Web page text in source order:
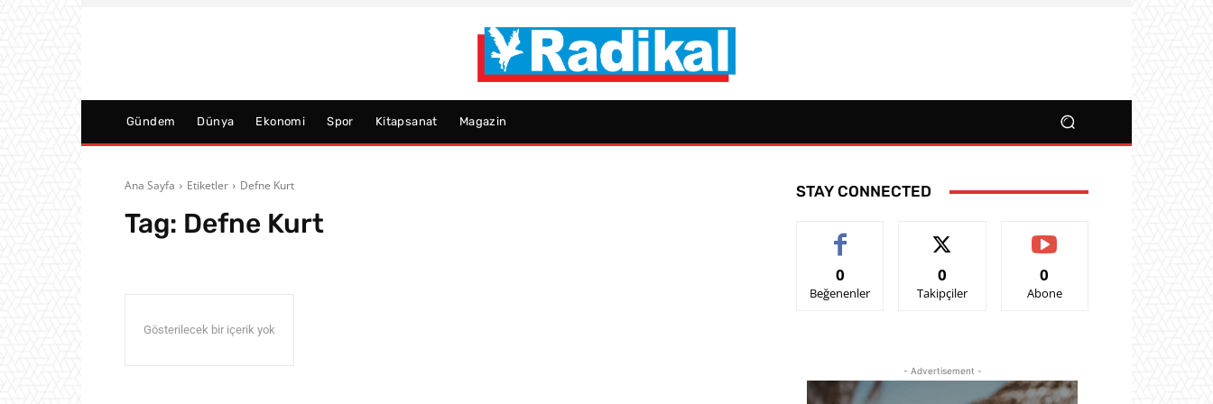
Gündem Dünya Ekonomi Spor Kitapsanat Magazin
Ana Sayfa Etiketler Defne Kurt
Tag: Defne Kurt
Gösterilecek bir içerik yok
STAY CONNECTED
0
Beğenenler
0
Takipçiler
0
Abone
- Advertisement -